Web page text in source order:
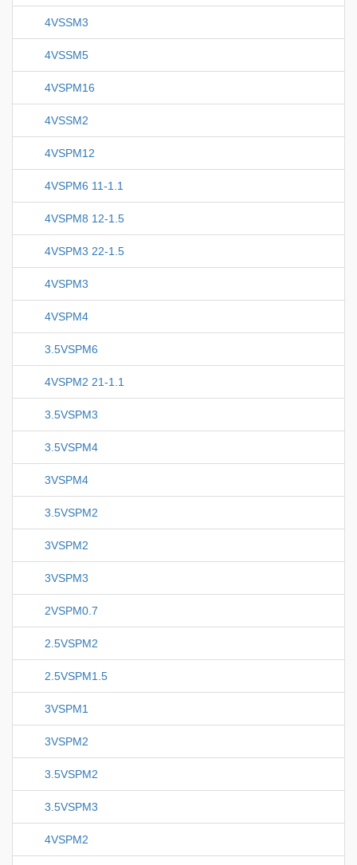
4VSSM3
4VSSM5
4VSPM16
4VSSM2
4VSPM12
4VSPM6 11-1.1
4VSPM8 12-1.5
4VSPM3 22-1.5
4VSPM3
4VSPM4
3.5VSPM6
4VSPM2 21-1.1
3.5VSPM3
3.5VSPM4
3VSPM4
3.5VSPM2
3VSPM2
3VSPM3
2VSPM0.7
2.5VSPM2
2.5VSPM1.5
3VSPM1
3VSPM2
3.5VSPM2
3.5VSPM3
4VSPM2